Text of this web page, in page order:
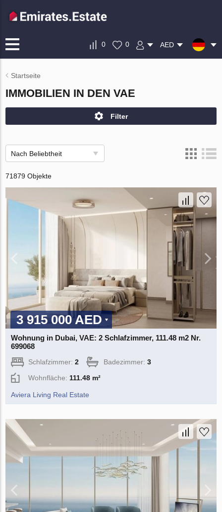
0 0 AED
Startseite
IMMOBILIEN IN DEN VAE
Filter
Nach Beliebtheit
71879 Objekte
3 915 000 AED
Wohnung in Dubai, VAE: 2 Schlafzimmer, 111.48 m2 Nr.
699068
Schlafzimmer:2 Badezimmer:3
Wohnfläche: 111.48 m²
Aviera Living Real Estate